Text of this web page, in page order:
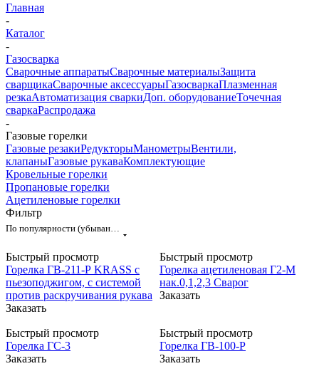
Главная
-
Каталог
-
Газосварка
Сварочные аппаратыСварочные материалыЗащита
сварщикаСварочные аксессуарыГазосваркаПлазменная
резкаАвтоматизация сваркиДоп. оборудованиеТочечная
сваркаРаспродажа
-
Газовые горелки
Газовые резакиРедукторыМанометрыВентили,
клапаныГазовые рукаваКомплектующие
Кровельные горелки
Пропановые горелки
Ацетиленовые горелки
Фильтр
Быстрый просмотр
Горелка ГВ-211-Р KRASS с
пьезоподжигом, с системой
против раскручивания рукава
Заказать
Быстрый просмотр
Горелка ацетиленовая Г2-М
нак.0,1,2,3 Сварог
Заказать
Быстрый просмотр
Горелка ГС-3
Заказать
Быстрый просмотр
Горелка ГВ-100-Р
Заказать